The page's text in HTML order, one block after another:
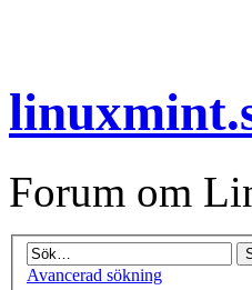
Forum om
Avancerad sökning